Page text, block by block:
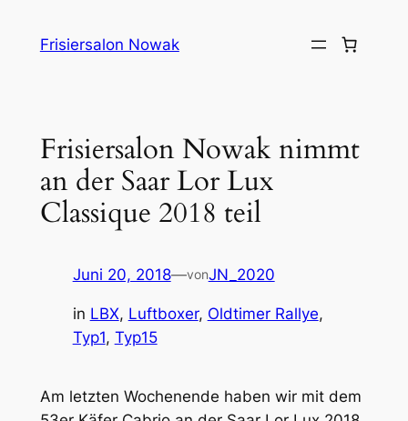
InhaltFrisiersalon Nowak
Frisiersalon Nowak nimmt
an der Saar Lor Lux
Classique 2018 teil
Juni 20, 2018—vonJN_2020
in LBX, Luftboxer, Oldtimer Rallye
Typ1, Typ15
Am letzten Wochenende haben wir mit dem